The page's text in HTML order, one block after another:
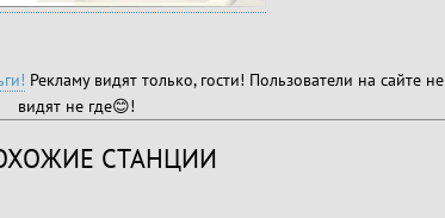
Рекламу видят только, гости! Пользователи на сайте не
видят не где😊!
СТАНЦИИ